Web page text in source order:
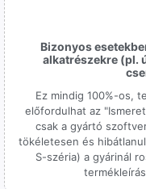
Bizonyos
alkatrészekre (pl.
Ez mindig 100%-os,
előfordulhat az
csak a gyártó
tökéletesen és
S-széria) a gyárinál